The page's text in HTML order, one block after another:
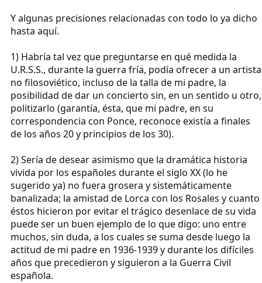
Y algunas precisiones relacionadas con todo lo ya dicho
hasta aquí.
1) Habría tal vez que preguntarse en qué medida la
U.R.S.S., durante la guerra fría, podía ofrecer a un artista
no filosoviético, incluso de la talla de mi padre, la
posibilidad de dar un concierto sin, en un sentido u otro,
politizarlo (garantía, ésta, que mi padre, en su
correspondencia con Ponce, reconoce existía a finales
de los años 20 y principios de los 30).
2) Sería de desear asimismo que la dramática historia
vivida por los españoles durante el siglo XX (lo he
sugerido ya) no fuera grosera y sistemáticamente
banalizada; la amistad de Lorca con los Rosales y cuanto
éstos hicieron por evitar el trágico desenlace de su vida
puede ser un buen ejemplo de lo que digo: uno entre
muchos, sin duda, a los cuales se suma desde luego la
actitud de mi padre en 1936-1939 y durante los difíciles
años que precedieron y siguieron a la Guerra Civil
española.